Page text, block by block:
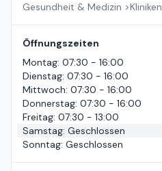
Gesundheit & Medizin >Kliniken
Öffnungszeiten
Montag: 07:30 - 16:00
Dienstag: 07:30 - 16:00
Mittwoch: 07:30 - 16:00
Donnerstag: 07:30 - 16:00
Freitag: 07:30 - 13:00
Samstag: Geschlossen
Sonntag: Geschlossen